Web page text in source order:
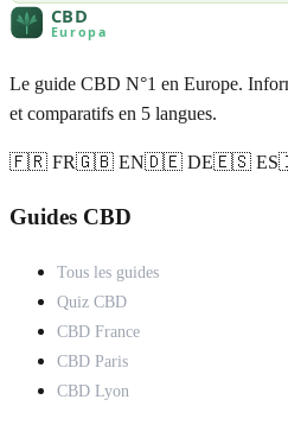
Le guide CBD N°1 en Europe.
et comparatifs en 5 langues.
🇫🇷 FR🇬🇧 EN🇩🇪 DE🇪🇸 ES
Guides CBD
Tous les guides
Quiz CBD
CBD France
CBD Paris
CBD Lyon